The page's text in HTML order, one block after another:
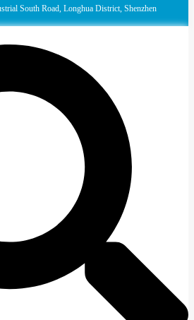
South Road, Longhua District, Shenzhen